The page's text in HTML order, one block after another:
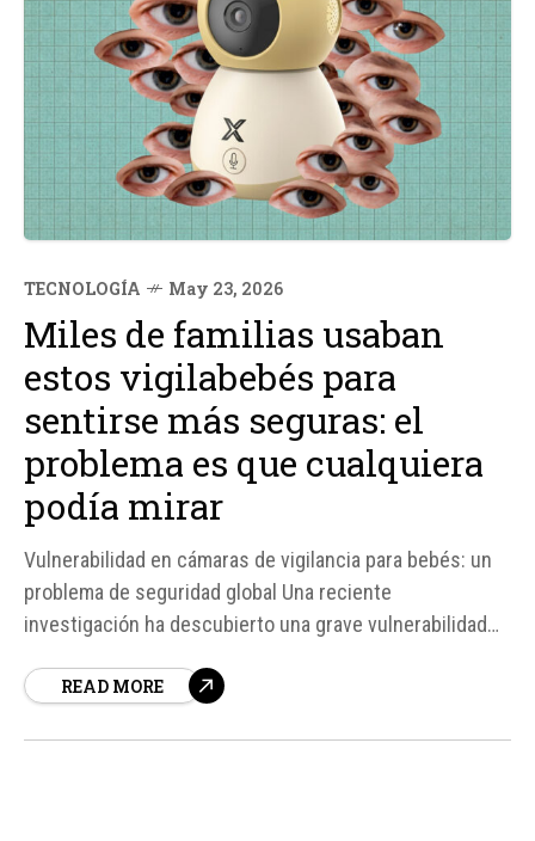
TECNOLOGÍA May 23, 2026
Miles de familias usaban
estos vigilabebés para
sentirse más seguras: el
problema es que cualquiera
podía mirar
Vulnerabilidad en cámaras de vigilancia para bebés: un
problema de seguridad global Una reciente
investigación ha descubierto una grave vulnerabilidad
Meari, que permitía a cualquiera acceder a las imágenes
READ MORE